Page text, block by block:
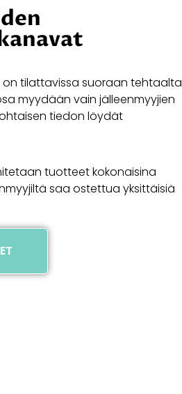
tilattavissa suoraan tehtaalta
myydään vain jälleenmyyjien
tiedon löydät
tuotteet kokonaisina
saa ostettua yksittäisiä